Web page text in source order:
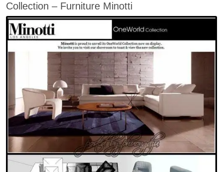
Collection – Furniture Minotti